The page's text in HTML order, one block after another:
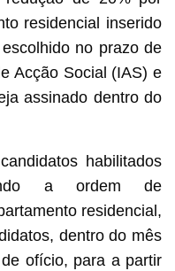
residencial inserido
no prazo de
Acção Social (IAS) e
assinado dentro do
habilitados
a ordem de
residencial,
dentro do mês
ofício, para a partir